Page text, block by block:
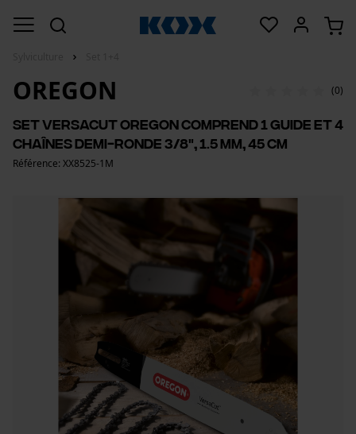
OREGON (0)
Set VersaCut Oregon comprend 1 guide et 4
chaînes demi-ronde 3/8", 1.5 mm, 45 cm
Référence: XX8525-1M